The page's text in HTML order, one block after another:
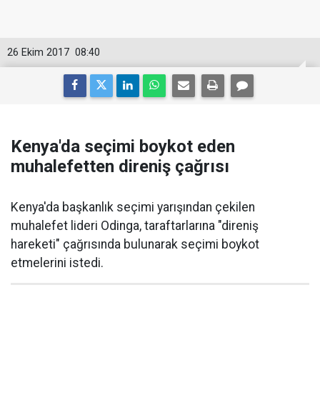
08:40
26 Ekim 2017
Kenya'da seçimi boykot eden
muhalefetten direniş çağrısı
Kenya'da başkanlık seçimi yarışından çekilen
muhalefet lideri Odinga, taraftarlarına "direniş
hareketi" çağrısında bulunarak seçimi boykot
etmelerini istedi.